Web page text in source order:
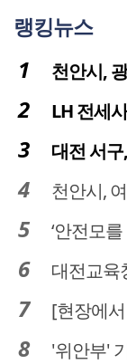
랭킹뉴스
천안시, 광
LH 전세사기
대전 서구,
천안시, 여
‘안전모
대전교육청
[현장에서 만난
'위안부' 기림